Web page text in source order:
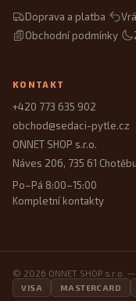
Doprava a platba
Obchodní podmínky
KONTAKT
+420 773 635 902
obchod@sedaci-pytle.cz
ONNET SHOP s.r.o.
Náves 206, 735 61
Po–Pá 8:00–15:00
Kompletní kontakty
© 2026 ONNET SHOP
VISA MASTERCARD